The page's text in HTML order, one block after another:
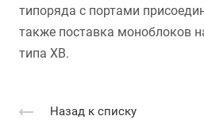
типоряда с портами
также поставка моноблоков
типа ХВ.
Назад к списку